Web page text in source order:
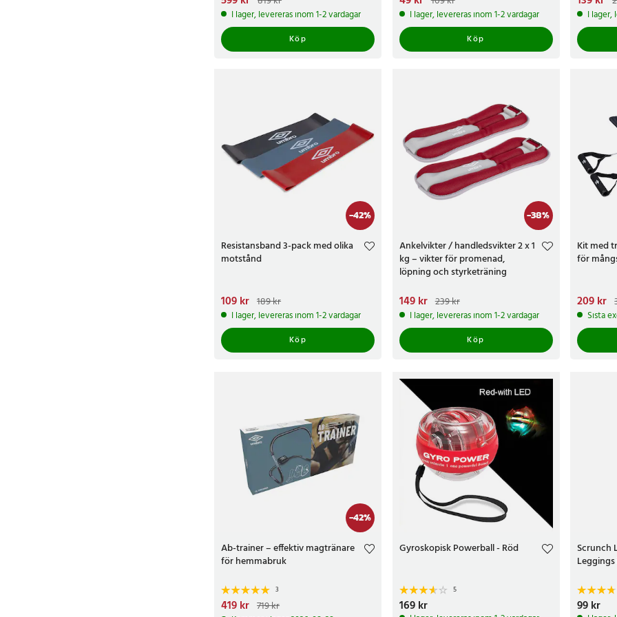
nöjda
öppet
819 krI lager, levereras inom 1-2 vardagar
Köp
109 krI lager, levereras inom 1-2 vardagar
Köp
229 kr
I lager,
-42%
Resistansband 3-pack med olika
motstånd
Nuvarande pris
189 kr
109 kr 189 kr
I lager, levereras inom 1-2 vardagar
Köp
-38%
Ankelvikter / handledsvikter 2 x 1
kg – vikter för promenad,
löpning och styrketräning
Nuvarande pris
239 kr
149 kr 239 kr
I lager, levereras inom 1-2 vardagar
Köp
Kit med
för
309 kr
209 kr
Sista
-42%
Ab-trainer – effektiv magtränare
för hemmabruk
3
Nuvarande pris
419 kr 719 kr
Gyroskopisk Powerball - Röd
5
Pris:169 kr
169 kr
Scrunch
Pris:99 kr
99 kr